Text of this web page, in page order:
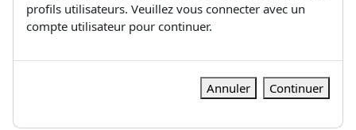
profils utilisateurs. Veuillez vous connecter avec un
compte utilisateur pour continuer.
Annuler Continuer